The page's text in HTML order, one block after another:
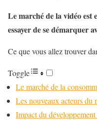
Le marché de la vidéo est
essayer de se démarquer
Ce que vous allez trouver
Toggle
Le marché de la
Les nouveaux acteurs du
Impact du